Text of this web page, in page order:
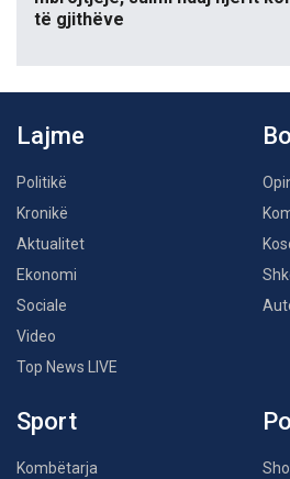
të gjithëve
Lajme
Politikë
Kronikë
Aktualitet
Ekonomi
Sociale
Video
Top News LIVE
Sport
Kombëtarja